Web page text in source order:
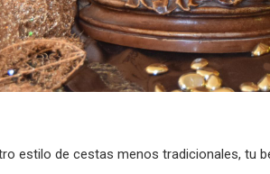
estilo de cestas menos tradicionales, tu